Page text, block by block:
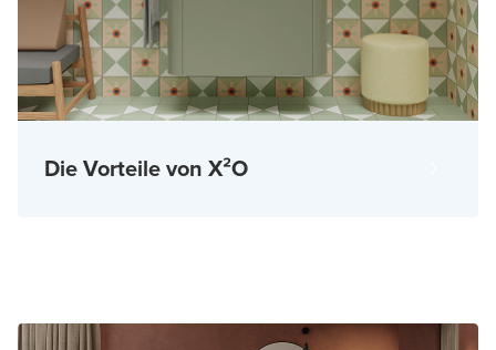
Die Vorteile von X²O